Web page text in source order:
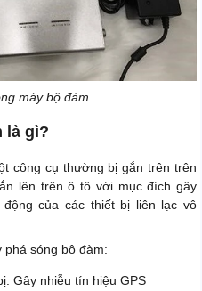
máy bộ đàm
là gì?
công cụ thường bị gắn trên trên
lên trên ô tô với mục đích gây
của các thiết bị liên lạc vô
phá sóng bộ đàm:
Gây nhiễu tín hiệu GPS